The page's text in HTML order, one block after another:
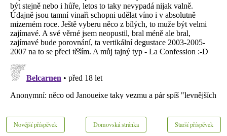
Novější příspěvek Starší příspěvek
Domovská stránka